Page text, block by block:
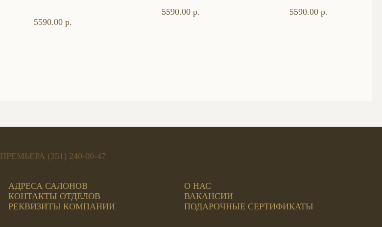
5590.00 р.
5590.00 р. 5590.00 р.
ПРЕМЬЕРА (351) 240-00-47
АДРЕСА САЛОНОВ
КОНТАКТЫ ОТДЕЛОВ
РЕКВИЗИТЫ КОМПАНИИ
О НАС
ВАКАНСИИ
ПОДАРОЧНЫЕ СЕРТИФИКАТЫ